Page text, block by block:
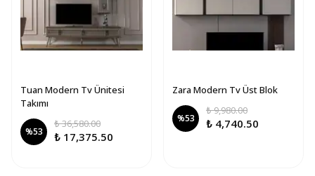
Tuan Modern Tv Ünitesi
Takımı
%53
₺ 36,580.00
₺ 17,375.50
Zara Modern Tv Üst Blok
%53
₺ 9,980.00
₺ 4,740.50